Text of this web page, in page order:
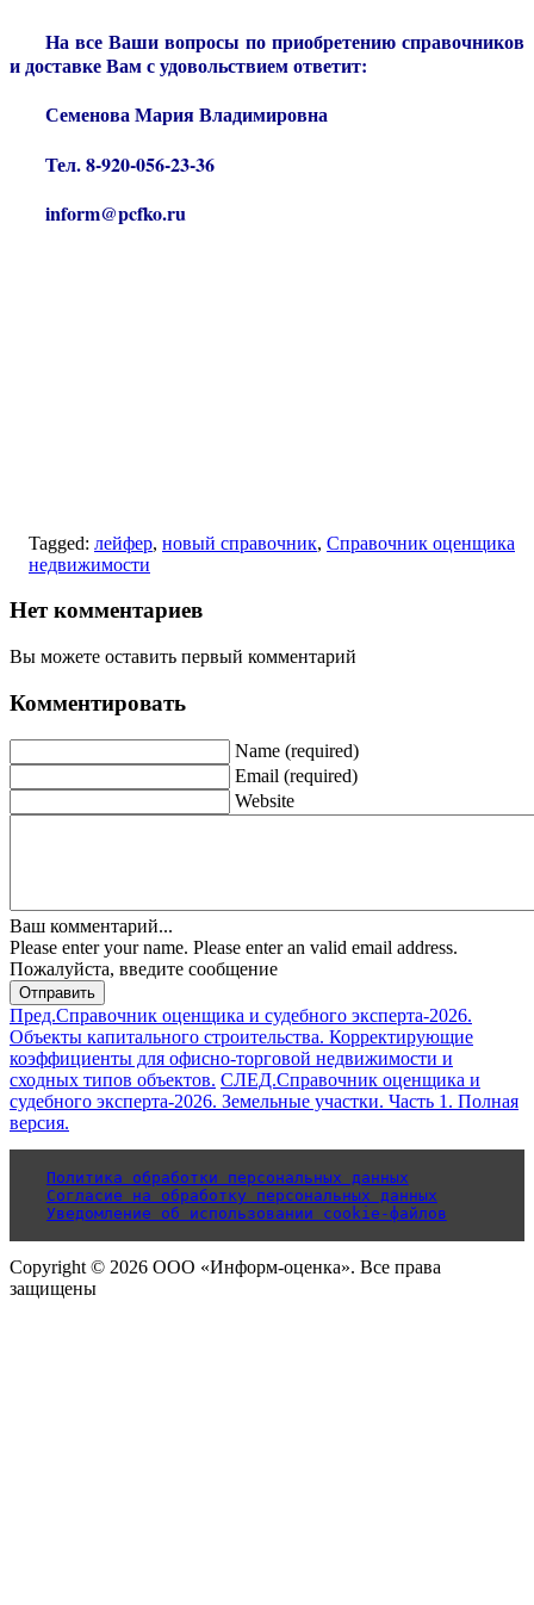
На все Ваши вопросы по приобретению справочников
и доставке Вам с удовольствием ответит:
Семенова Мария Владимировна
Тел. 8-920-056-23-36
inform@pcfko.ru
Tagged: лейфер, новый справочник, Справочник оценщика
недвижимости
Нет комментариев
Вы можете оставить первый комментарий
Комментировать
Name (required)
Email (required)
Website
Ваш комментарий...
Please enter your name. Please enter an valid email address.
Пожалуйста, введите сообщение
Отправить
Пред.Справочник оценщика и судебного эксперта-2026.
Объекты капитального строительства. Корректирующие
коэффициенты для офисно-торговой недвижимости и
сходных типов объектов. СЛЕД.Справочник оценщика и
судебного эксперта-2026. Земельные участки. Часть 1. Полная
версия.
Политика обработки персональных данных
Согласие на обработку персональных данных
Уведомление об использовании cookie-файлов
Copyright © 2026 ООО «Информ-оценка». Все права
защищены